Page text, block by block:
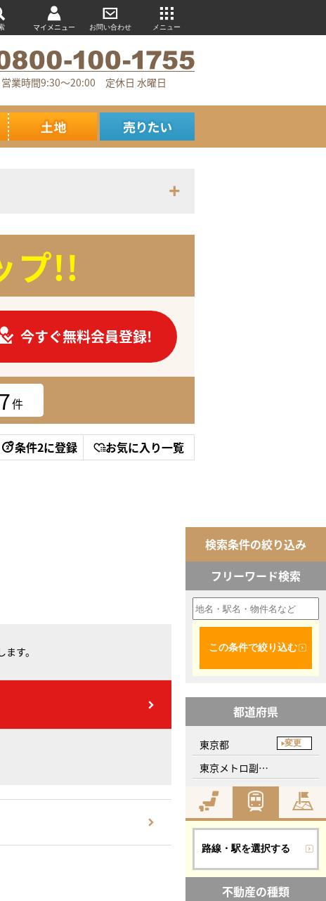
マイメニュー お問い合わせ メニュー
営業時間9:30～20:00 定休日 水曜日
プ!!
今すぐ無料会員登録!
件
条件2に登録 お気に入り一覧
す。
検索条件の絞り込み
フリーワード検索
この条件で絞り込む
都道府県
東京都 変更
東京メトロ副都心線、東新宿駅
路線・駅を選択する
不動産の種類